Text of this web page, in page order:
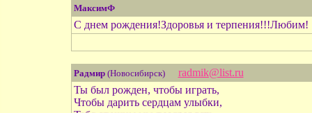
МаксимФ
С днем рождения!Здоровья и терпения!!!Любим!
Радмир(Новосибирск)
radmik@list.ru
Ты был рожден, чтобы играть,
Чтобы дарить сердцам улыбки,